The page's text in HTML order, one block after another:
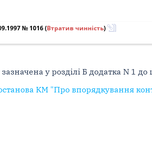
№ 1016(Втратив чинність)